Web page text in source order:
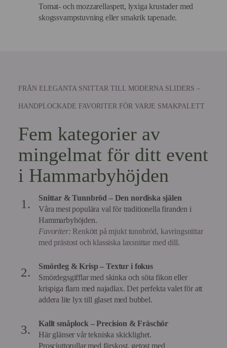
Tomat- och mozzarellaspett, lyxiga krustader med
skogssvampstuvning eller smakrik tapenade.
FRÅN ELEGANTA SNITTAR TILL MODERNA SLIDERS –
HANDPLOCKADE FAVORITER FÖR VARJE SMAKPALETT
Fem kategorier av
mingelmat för ditt event
i Hammarbyhöjden
Snittar & Tunnbröd – Den nordiska själen
Våra mest populära val för traditionella firanden i
Hammarbyhöjden.
Favoriter: Renkött på mjukt tunnbröd, kavringsnittar
med prästost och klassiska laxsnittar med dill.
Smördeg & Krisp – Textur i fokus
Smördegsgifflar med skinka och söta fikon eller
krispiga flarn med najadlax. Det perfekta valet för att
addera lite lyx till glaset med bubbel.
Kallt småplock – Precision & Fräschör
Här glänser vår tekniska skicklighet.
Prosciuttorullar med färskost, getost med